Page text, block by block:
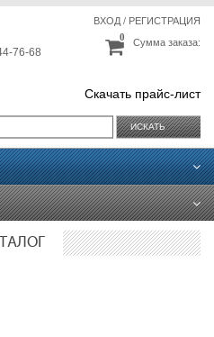
76-68
ВХОД/ РЕГИСТРАЦИЯ
Сумма заказа:
0
Скачать прайс-лист
ИСКАТЬ